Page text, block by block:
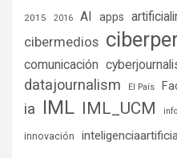
2015 2016 AI apps
cibermedios
comunicación
datajournalism El País
ia IML IML_UCM
innovación